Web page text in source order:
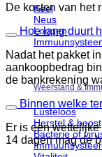
Keel
Neus
Longen
Weerstand &
Lusteloos
Herstel & boost
Bacterie of
De kosten van het
Hoe lang duurt
Nadat het pakket
aankoopbedrag
de bankrekening
Binnen welke
Er is een
14 dagen mag de